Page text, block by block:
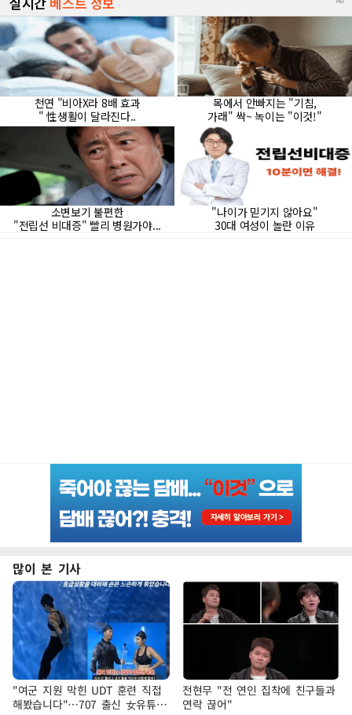
많이 본 기사
"여군 지원 막힌 UDT 훈련 직접
해봤습니다"…707 출신 女유튜버
전현무 "전 연인 집착에 친구들과
연락 끊어"